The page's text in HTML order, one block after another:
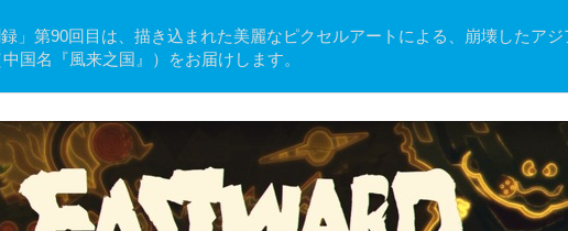
録」第90回目は、描き込まれた美麗なピクセルアートによる、崩壊したア
中国名『風来之国』）をお届けします。